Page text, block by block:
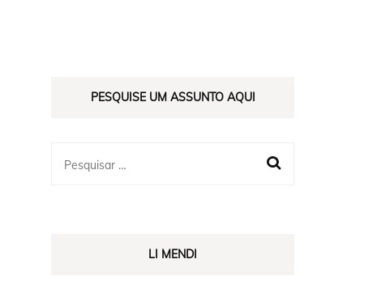
PESQUISE UM ASSUNTO AQUI
LI MENDI